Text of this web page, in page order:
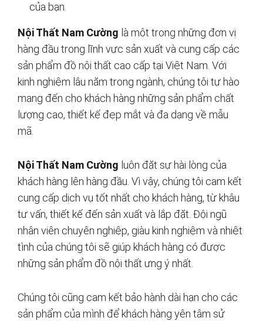
của bạn.
Nội Thất Nam Cường là một trong những đơn vị
hàng đầu trong lĩnh vực sản xuất và cung cấp các
sản phẩm đồ nội thất cao cấp tại Việt Nam. Với
kinh nghiệm lâu năm trong ngành, chúng tôi tự hào
mang đến cho khách hàng những sản phẩm chất
lượng cao, thiết kế đẹp mắt và đa dạng về mẫu
mã.
Nội Thất Nam Cường luôn đặt sự hài lòng của
khách hàng lên hàng đầu. Vì vậy, chúng tôi cam kết
cung cấp dịch vụ tốt nhất cho khách hàng, từ khâu
tư vấn, thiết kế đến sản xuất và lắp đặt. Đội ngũ
nhân viên chuyên nghiệp, giàu kinh nghiệm và nhiệt
tình của chúng tôi sẽ giúp khách hàng có được
những sản phẩm đồ nội thất ưng ý nhất.
Chúng tôi cũng cam kết bảo hành dài hạn cho các
sản phẩm của mình để khách hàng yên tâm sử